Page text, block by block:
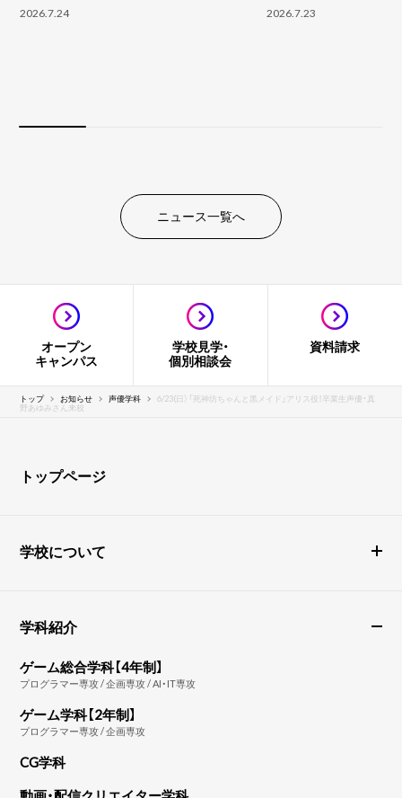
2026.7.24 2026.7.23
ニュース一覧へ
オープン
キャンパス
学校見学・
個別相談会
資料請求
トップ お知らせ 声優学科 6/23(日）「死神坊ちゃんと黒メイド」アリス役！卒業生声優・真
野あゆみさん来校
トップページ
学校について
学科紹介
ゲーム総合学科【4年制】
プログラマー専攻 / 企画専攻 / AI・IT専攻
ゲーム学科【2年制】
プログラマー専攻 / 企画専攻
CG学科